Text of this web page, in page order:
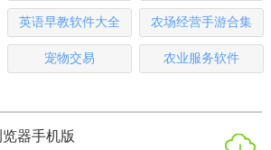
漫后，可接收更新通知，不错过任何一
关键词搜索或筛选条件找到目标动漫。
英语早教软件大全 农场经营手游合集
宠物交易 农业服务软件
览器手机版